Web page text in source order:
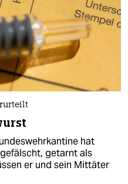
hat
getarnt als
er und sein Mittäter